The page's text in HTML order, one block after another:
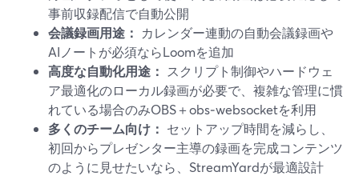
事前収録配信で自動公開
会議録画用途： カレンダー連動の自動会議録画や
AIノートが必須ならLoomを追加
高度な自動化用途： スクリプト制御やハードウェ
ア最適化のローカル録画が必要で、複雑な管理に慣
れている場合のみOBS＋obs‑websocketを利用
多くのチーム向け： セットアップ時間を減らし、
初回からプレゼンター主導の録画を完成コンテンツ
のように見せたいなら、StreamYardが最適設計